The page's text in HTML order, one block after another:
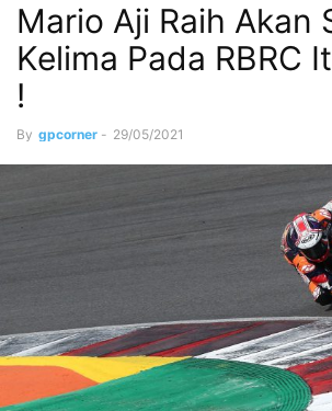
Mario Aji Raih Akan
Kelima Pada RBRC
!
By gpcorner - 29/05/2021